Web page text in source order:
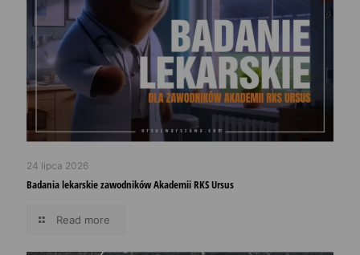
24 lipca 2026
Badania lekarskie zawodników Akademii RKS Ursus
Read more